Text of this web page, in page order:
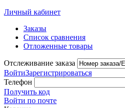
Личный кабинет
Заказы
Список сравнения
Отложенные товары
Отслеживание заказа
ВойтиЗарегистрироваться
Телефон
Получить код
Войти по почте